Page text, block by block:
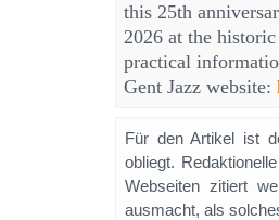
this 25th
2026 at the
practical
Gent Jazz website:
Für den Artikel ist
obliegt.
Webseiten zitiert
ausmacht, als